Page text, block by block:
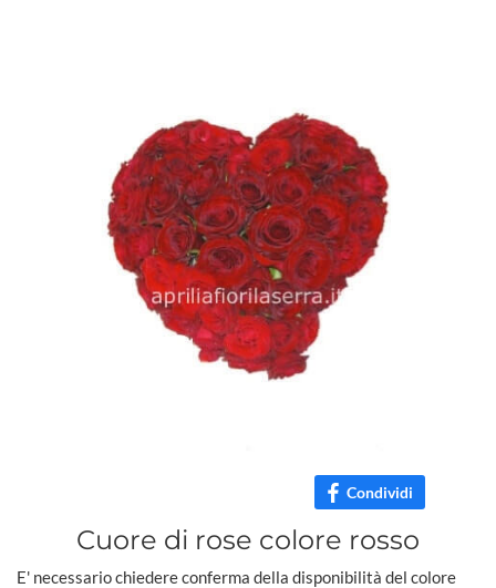
Condividi
Cuore di rose colore rosso
E' necessario chiedere conferma della disponibilità del colore